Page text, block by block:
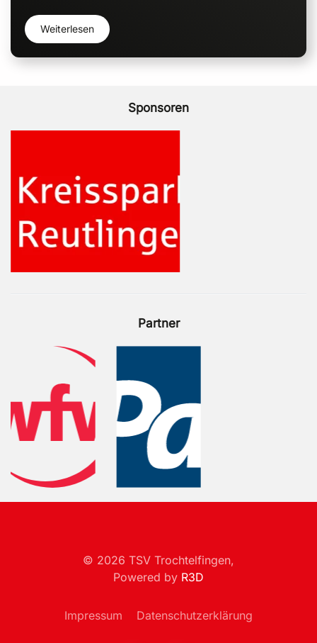
Weiterlesen
Sponsoren
Partner
© 2026 TSV Trochtelfingen,
Powered by R3D
Impressum Datenschutzerklärung